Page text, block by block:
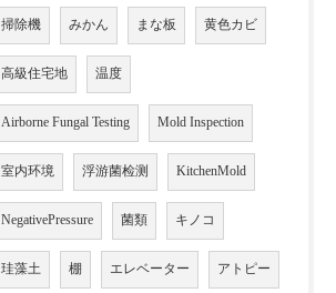
掃除機 みかん まな板 黄色カビ
高級住宅地 温度
Airborne Fungal Testing Mold Inspection
室内环境 浮游菌检测 KitchenMold
NegativePressure 菌類 キノコ
珪藻土 棚 エレベーター アトピー